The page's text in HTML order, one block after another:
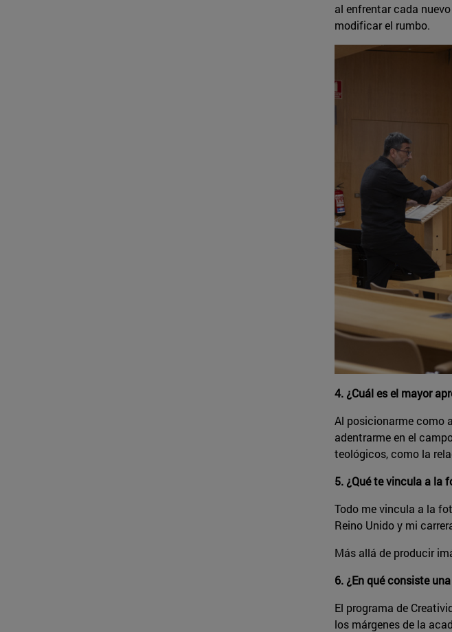
al enfrentar cada
modificar el rumbo.
4. ¿Cuál es el mayor
Al posicionarme como
adentrarme en el
teológicos, como la
5. ¿Qué te vincula a la
Todo me vincula a la
Reino Unido y mi
Más allá de producir
6. ¿En qué consiste
El programa de
los márgenes de la